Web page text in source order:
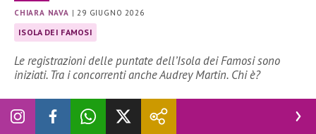
CHIARA NAVA |29 GIUGNO 2026
ISOLA DEI FAMOSI
Le registrazioni delle puntate dell’Isola dei Famosi sono
iniziati. Tra i concorrenti anche Audrey Martin. Chi è?
Le registrazioni della nuova edizione de L’Isola dei Famosi
sono iniziate. Tra i concorrenti anche Audrey Martin.